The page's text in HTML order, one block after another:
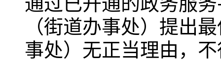
（街道办事处）提出
事处）无正当理由，